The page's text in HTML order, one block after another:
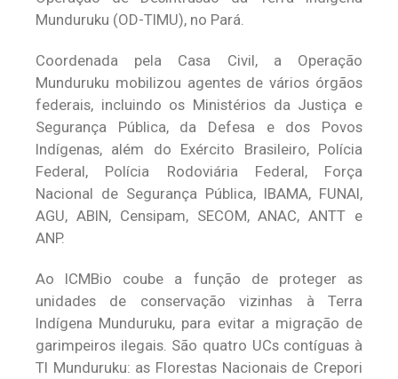
Munduruku (OD-TIMU), no Pará.
Coordenada pela Casa Civil, a Operação
Munduruku mobilizou agentes de vários órgãos
federais, incluindo os Ministérios da Justiça e
Segurança Pública, da Defesa e dos Povos
Indígenas, além do Exército Brasileiro, Polícia
Federal, Polícia Rodoviária Federal, Força
Nacional de Segurança Pública, IBAMA, FUNAI,
AGU, ABIN, Censipam, SECOM, ANAC, ANTT e
ANP.
Ao ICMBio coube a função de proteger as
unidades de conservação vizinhas à Terra
Indígena Munduruku, para evitar a migração de
garimpeiros ilegais. São quatro UCs contíguas à
TI Munduruku: as Florestas Nacionais de Crepori